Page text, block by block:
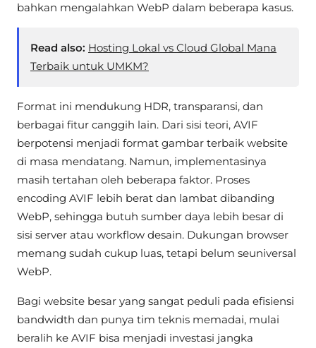
bahkan mengalahkan WebP dalam beberapa kasus.
Read also: Hosting Lokal vs Cloud Global Mana
Terbaik untuk UMKM?
Format ini mendukung HDR, transparansi, dan
berbagai fitur canggih lain. Dari sisi teori, AVIF
berpotensi menjadi format gambar terbaik website
di masa mendatang. Namun, implementasinya
masih tertahan oleh beberapa faktor. Proses
encoding AVIF lebih berat dan lambat dibanding
WebP, sehingga butuh sumber daya lebih besar di
sisi server atau workflow desain. Dukungan browser
memang sudah cukup luas, tetapi belum seuniversal
WebP.
Bagi website besar yang sangat peduli pada efisiensi
bandwidth dan punya tim teknis memadai, mulai
beralih ke AVIF bisa menjadi investasi jangka